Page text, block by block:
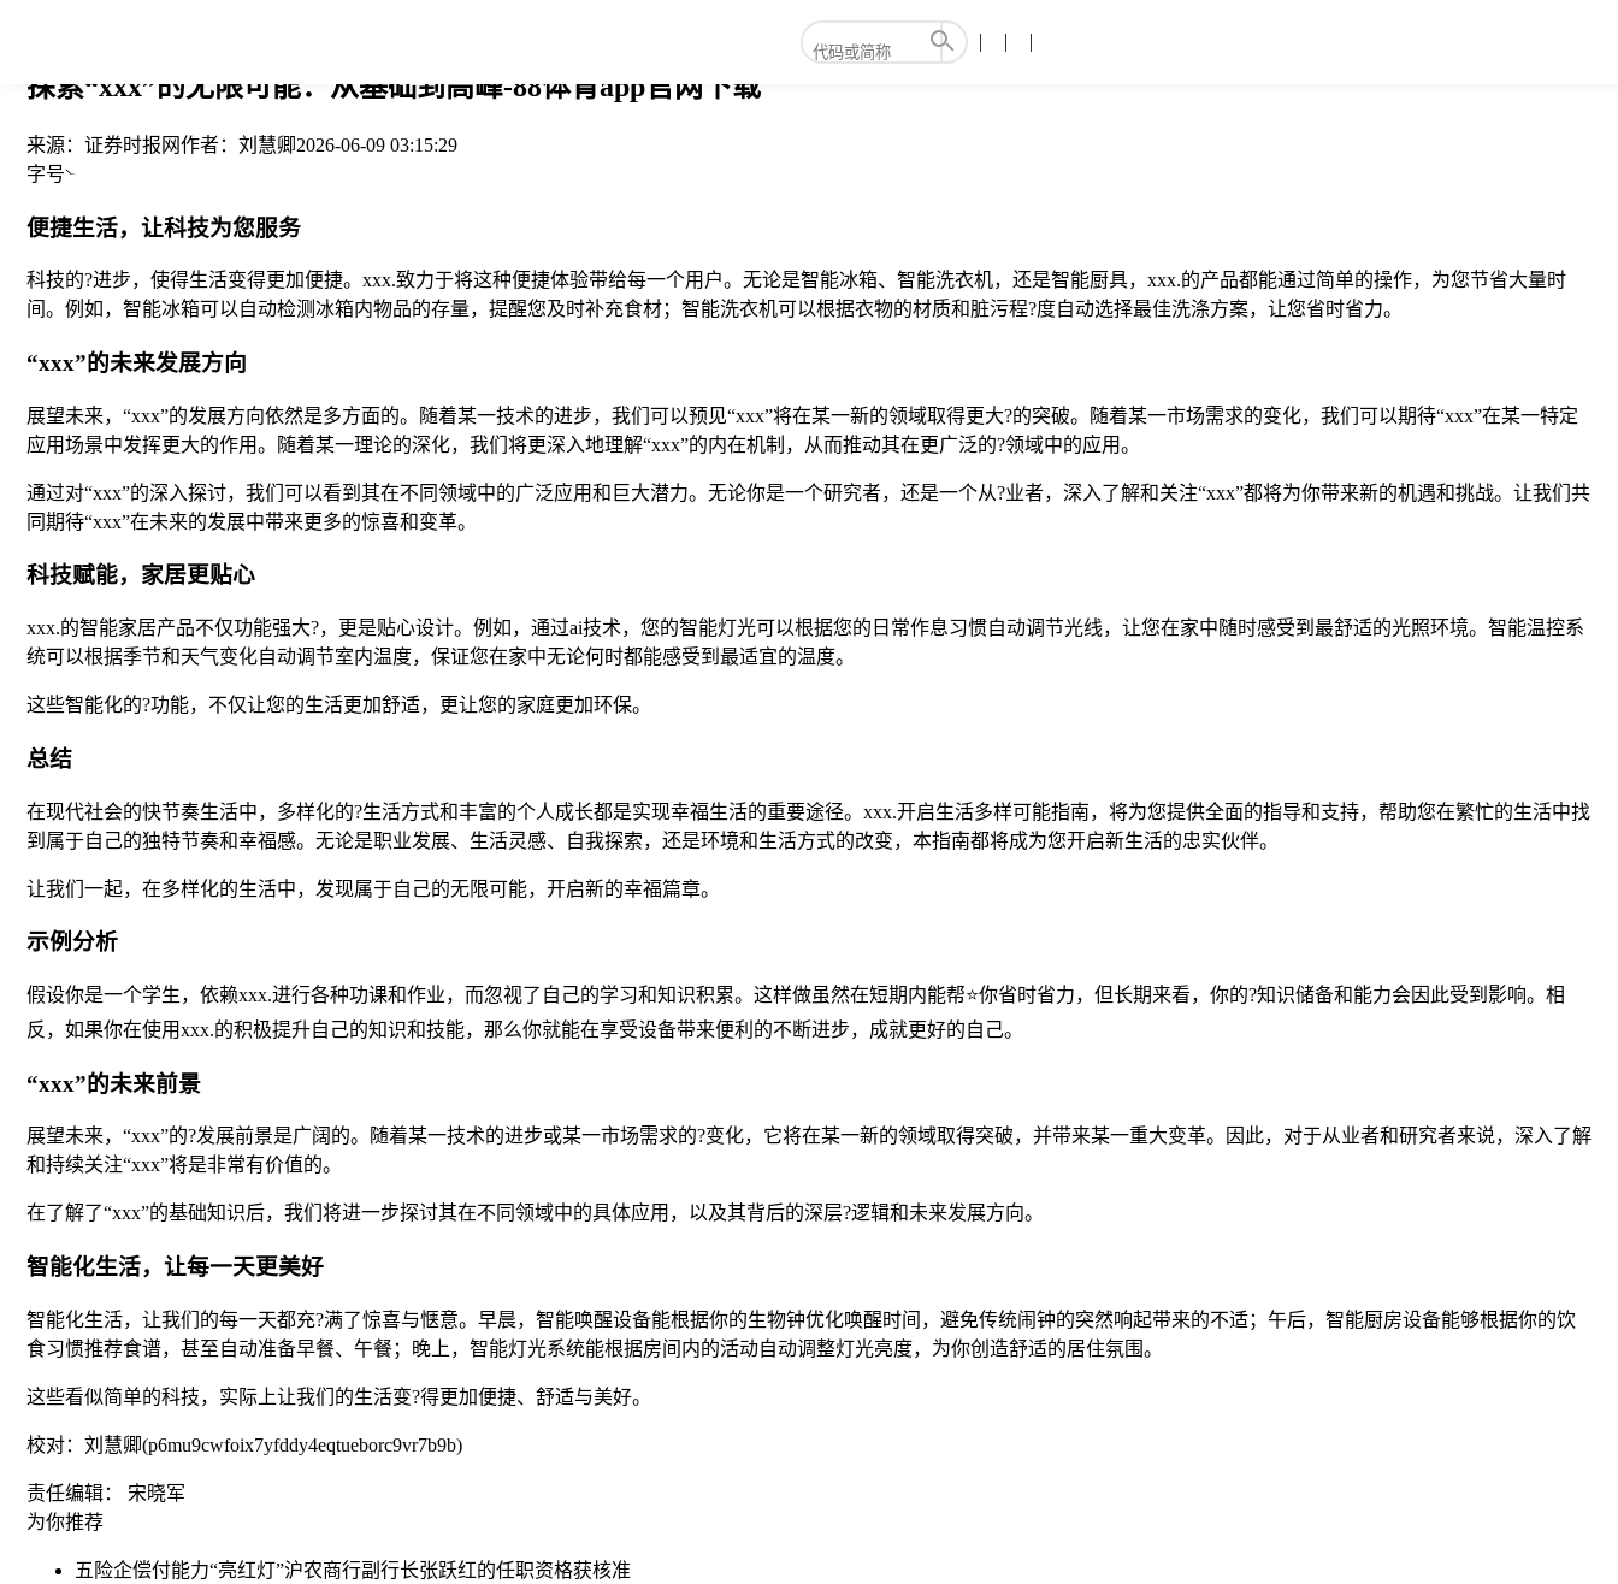
探索“xxx”的无限可能：从基础到高峰-88体育app官网下载
来源： 证券时报网作者： 刘慧卿2026-06-09 03:15:29
字号
便捷生活，让科技为您服务
科技的?进步，使得生活变得更加便捷。xxx.致力于将这种便捷体验带给每一个用户。无论是智能冰箱、智能洗衣机，还是智能厨具，xxx.的产品都能通过简单的操作，为您节省大量时
间。例如，智能冰箱可以自动检测冰箱内物品的存量，提醒您及时补充食材；智能洗衣机可以根据衣物的材质和脏污程?度自动选择最佳洗涤方案，让您省时省力。
“xxx”的未来发展方向
展望未来，“xxx”的发展方向依然是多方面的。随着某一技术的进步，我们可以预见“xxx”将在某一新的领域取得更大?的突破。随着某一市场需求的变化，我们可以期待“xxx”在某一特定
应用场景中发挥更大的作用。随着某一理论的深化，我们将更深入地理解“xxx”的内在机制，从而推动其在更广泛的?领域中的应用。
通过对“xxx”的深入探讨，我们可以看到其在不同领域中的广泛应用和巨大潜力。无论你是一个研究者，还是一个从?业者，深入了解和关注“xxx”都将为你带来新的机遇和挑战。让我们共
同期待“xxx”在未来的发展中带来更多的惊喜和变革。
科技赋能，家居更贴心
xxx.的智能家居产品不仅功能强大?，更是贴心设计。例如，通过ai技术，您的智能灯光可以根据您的日常作息习惯自动调节光线，让您在家中随时感受到最舒适的光照环境。智能温控系
统可以根据季节和天气变化自动调节室内温度，保证您在家中无论何时都能感受到最适宜的温度。
这些智能化的?功能，不仅让您的生活更加舒适，更让您的家庭更加环保。
总结
在现代社会的快节奏生活中，多样化的?生活方式和丰富的个人成长都是实现幸福生活的重要途径。xxx.开启生活多样可能指南，将为您提供全面的指导和支持，帮助您在繁忙的生活中找
到属于自己的独特节奏和幸福感。无论是职业发展、生活灵感、自我探索，还是环境和生活方式的改变，本指南都将成为您开启新生活的忠实伙伴。
让我们一起，在多样化的生活中，发现属于自己的无限可能，开启新的幸福篇章。
示例分析
假设你是一个学生，依赖xxx.进行各种功课和作业，而忽视了自己的学习和知识积累。这样做虽然在短期内能帮⭐你省时省力，但长期来看，你的?知识储备和能力会因此受到影响。相
反，如果你在使用xxx.的积极提升自己的知识和技能，那么你就能在享受设备带来便利的不断进步，成就更好的自己。
“xxx”的未来前景
展望未来，“xxx”的?发展前景是广阔的。随着某一技术的进步或某一市场需求的?变化，它将在某一新的领域取得突破，并带来某一重大变革。因此，对于从业者和研究者来说，深入了解
和持续关注“xxx”将是非常有价值的。
在了解了“xxx”的基础知识后，我们将进一步探讨其在不同领域中的具体应用，以及其背后的深层?逻辑和未来发展方向。
智能化生活，让每一天更美好
智能化生活，让我们的每一天都充?满了惊喜与惬意。早晨，智能唤醒设备能根据你的生物钟优化唤醒时间，避免传统闹钟的突然响起带来的不适；午后，智能厨房设备能够根据你的饮
食习惯推荐食谱，甚至自动准备早餐、午餐；晚上，智能灯光系统能根据房间内的活动自动调整灯光亮度，为你创造舒适的居住氛围。
这些看似简单的科技，实际上让我们的生活变?得更加便捷、舒适与美好。
校对：刘慧卿(p6mu9cwfoix7yfddy4eqtueborc9vr7b9b)
责任编辑： 宋晓军
为你推荐
五险企偿付能力“亮红灯”沪农商行副行长张跃红的任职资格获核准